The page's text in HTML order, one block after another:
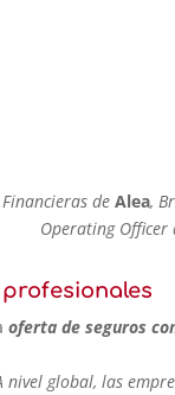
Financieras deAlea,
Operating Officer
oferta de seguros
nivel global, las